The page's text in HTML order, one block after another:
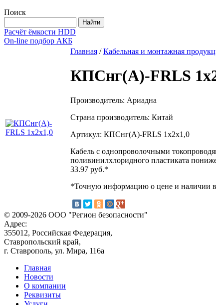
Поиск
Расчёт ёмкости HDD
On-line подбор АКБ
Главная / Кабельная и монтажная
КПСнг(А)-FRLS
Производитель: Ариадна
Страна производитель: Китай
Артикул: КПСнг(А)-FRLS 1x2x1,0
Кабель с однопроволочными
поливинилхлоридного пластиката
33.97 руб.*
*Точную информацию о цене и наличии
© 2009-2026 ООО "Регион безопасности"
Адрес:
355012, Российская Федерация,
Ставропольский край,
г. Ставрополь, ул. Мира, 116а
Главная
Новости
О компании
Реквизиты